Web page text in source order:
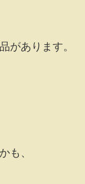
があります。
も、